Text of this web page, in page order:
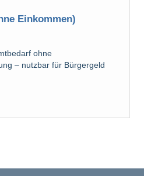
Einkommen)
ohne
– nutzbar für Bürgergeld